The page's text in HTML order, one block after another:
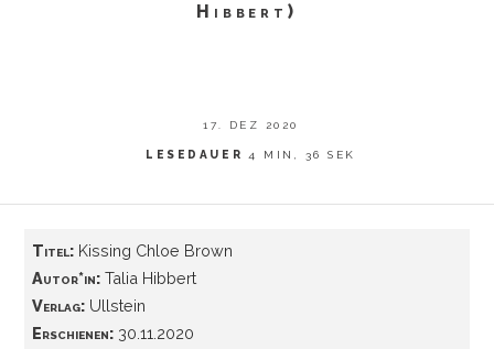
Hibbert)
17. DEZ 2020
LESEDAUER 4 MIN, 36 SEK
Titel:Kissing Chloe Brown
Autor*in:Talia Hibbert
Verlag:Ullstein
Erschienen:30.11.2020